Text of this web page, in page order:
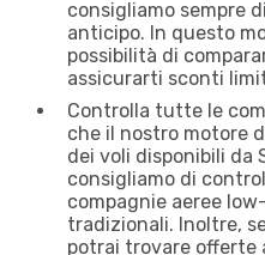
consigliamo sempre
anticipo. In questo
possibilità di
assicurarti sconti
Controlla tutte le
che il nostro motore
dei voli disponibili da
consigliamo di
compagnie aeree
tradizionali. Inoltre,
potrai trovare offerte